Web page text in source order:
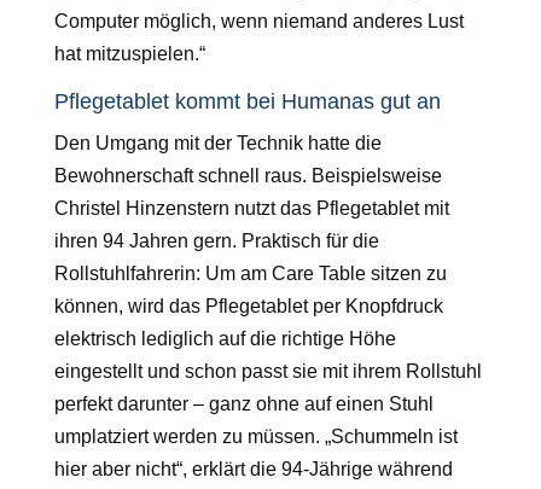
Computer möglich, wenn niemand anderes Lust
hat mitzuspielen.“
Pflegetablet kommt bei Humanas gut an
Den Umgang mit der Technik hatte die
Bewohnerschaft schnell raus. Beispielsweise
Christel Hinzenstern nutzt das Pflegetablet mit
ihren 94 Jahren gern. Praktisch für die
Rollstuhlfahrerin: Um am Care Table sitzen zu
können, wird das Pflegetablet per Knopfdruck
elektrisch lediglich auf die richtige Höhe
eingestellt und schon passt sie mit ihrem Rollstuhl
perfekt darunter – ganz ohne auf einen Stuhl
umplatziert werden zu müssen. „Schummeln ist
hier aber nicht“, erklärt die 94-Jährige während